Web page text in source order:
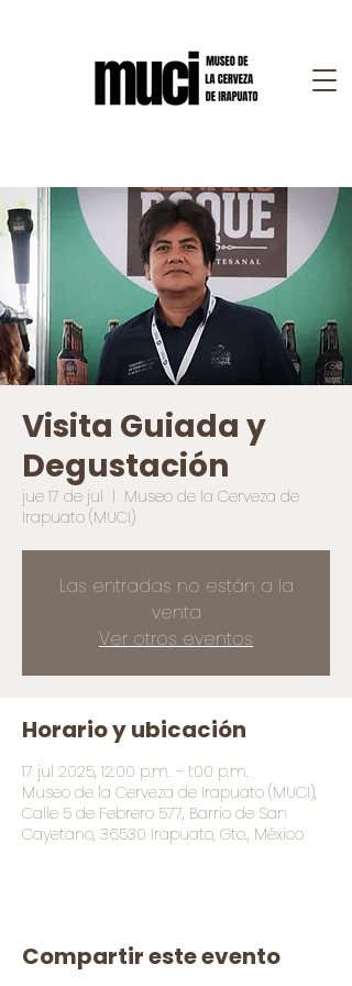
Visita Guiada y
Degustación
jue 17 de jul
  |
Museo de la Cerveza de
Irapuato (MUCI)
Las entradas no están a la
venta
Ver otros eventos
Horario y ubicación
17 jul 2025, 12:00 p.m. – 1:00 p.m.
Museo de la Cerveza de Irapuato (MUCI),
Calle 5 de Febrero 577, Barrio de San
Cayetano, 36530 Irapuato, Gto., México
Compartir este evento